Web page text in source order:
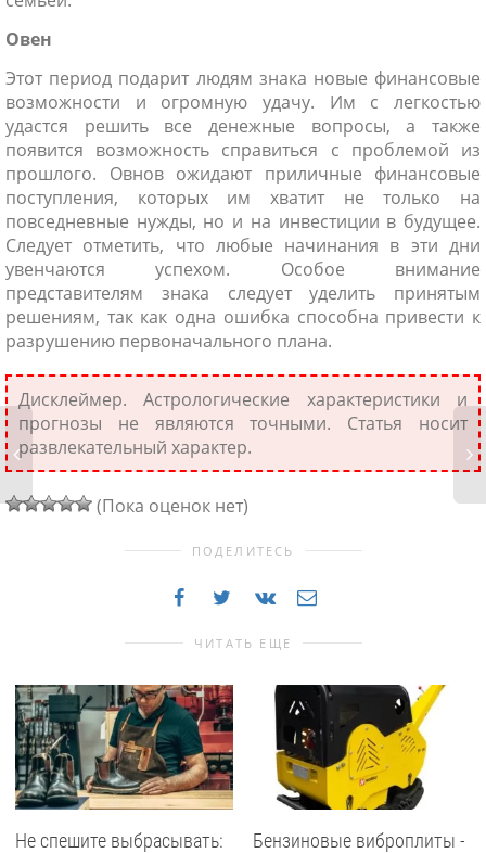
Овен
Этот период подарит людям знака новые финансовые
возможности и огромную удачу. Им с легкостью
удастся решить все денежные вопросы, а также
появится возможность справиться с проблемой из
прошлого. Овнов ожидают приличные финансовые
поступления, которых им хватит не только на
повседневные нужды, но и на инвестиции в будущее.
Следует отметить, что любые начинания в эти дни
увенчаются успехом. Особое внимание
представителям знака следует уделить принятым
решениям, так как одна ошибка способна привести к
разрушению первоначального плана.
Дисклеймер. Астрологические характеристики и
прогнозы не являются точными. Статья носит
развлекательный характер.
(Пока оценок нет)
ПОДЕЛИТЕСЬ
ЧИТАТЬ ЕЩЕ
Не спешите выбрасывать:
Бензиновые виброплиты -